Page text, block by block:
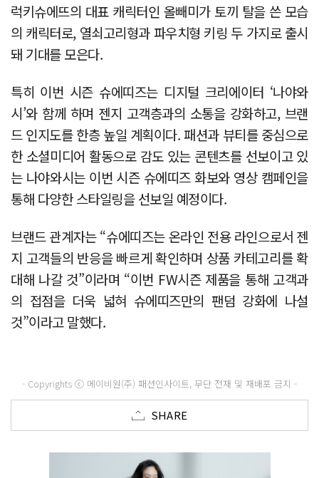
럭키슈에뜨의 대표 캐릭터인 올빼미가 토끼 탈을 쓴 모습
의 캐릭터로, 열쇠고리형과 파우치형 키링 두 가지로 출시
돼 기대를 모은다.
특히 이번 시즌 슈에띠즈는 디지털 크리에이터 ‘나야와
시’와 함께 하며 젠지 고객층과의 소통을 강화하고, 브랜
드 인지도를 한층 높일 계획이다. 패션과 뷰티를 중심으로
한 소셜미디어 활동으로 감도 있는 콘텐츠를 선보이고 있
는 나야와시는 이번 시즌 슈에띠즈 화보와 영상 캠페인을
통해 다양한 스타일링을 선보일 예정이다.
브랜드 관계자는 “슈에띠즈는 온라인 전용 라인으로서 젠
지 고객들의 반응을 빠르게 확인하며 상품 카테고리를 확
대해 나갈 것”이라며 “이번 FW시즌 제품을 통해 고객과
의 접점을 더욱 넓혀 슈에띠즈만의 팬덤 강화에 나설
것”이라고 말했다.
- Copyrights ⓒ 메이비원(주) 패션인사이트, 무단 전재 및 재배포 금지 -
SHARE